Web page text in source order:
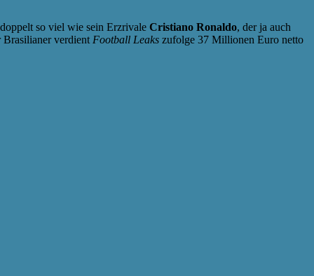
so viel wie sein Erzrivale Cristiano Ronaldo, der ja auch
Brasilianer verdientFootball Leaks zufolge 37 Millionen Euro netto